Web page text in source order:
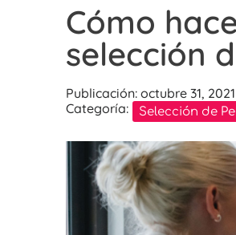
Cómo
selección
Publicación: octubre 31, 2021
Categoría:
Selección de